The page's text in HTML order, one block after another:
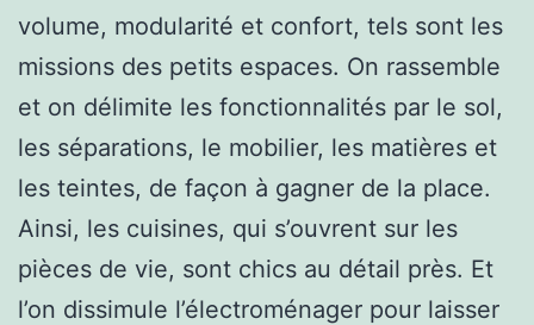
volume, modularité et confort, tels sont les
missions des petits espaces. On rassemble
et on délimite les fonctionnalités par le sol,
les séparations, le mobilier, les matières et
les teintes, de façon à gagner de la place.
Ainsi, les cuisines, qui s’ouvrent sur les
pièces de vie, sont chics au détail près. Et
l’on dissimule l’électroménager pour laisser